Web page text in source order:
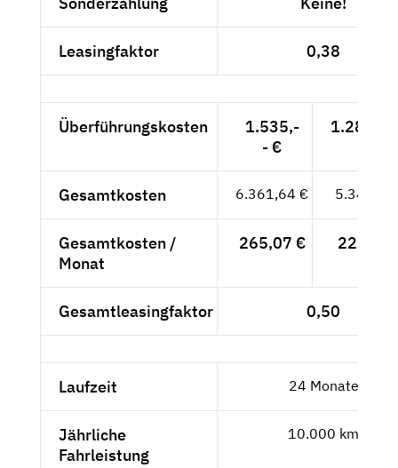
Leasingfaktor 0,38
Überführungskosten
1.535,-
- €
Gesamtkosten 6.361,64 € 5.345,92
Gesamtkosten /
Monat
265,07 € 222,75
Gesamtleasingfaktor 0,50
Laufzeit 24 Monate
Jährliche
Fahrleistung
10.000 km